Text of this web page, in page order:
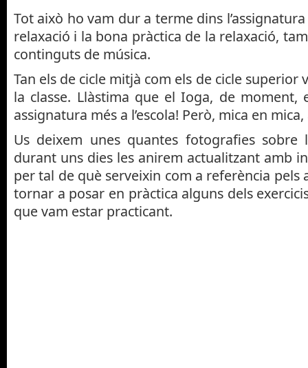
Tot això ho vam dur a terme dins
relaxació i la bona pràctica de la relaxació,
continguts de música.
Tan els de cicle mitjà com els de cicle
la classe. Llàstima que el Ioga, de moment,
assignatura més a l’escola! Però, mica en
Us deixem unes quantes fotografies sobre
durant uns dies les anirem actualitzant amb
per tal de què serveixin com a referència pels
tornar a posar en pràctica alguns dels
que vam estar practicant.